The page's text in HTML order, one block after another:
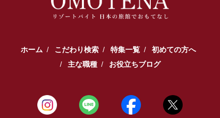
ホーム こだわり検索 特集一覧
初めての方へ
主な職種
お役立ちブログ